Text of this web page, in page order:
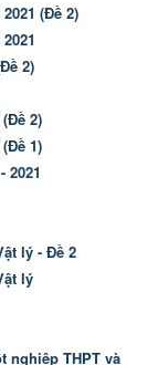
(Đề 2)
2)
2)
1)
lý - Đề 2
lý
THPT và